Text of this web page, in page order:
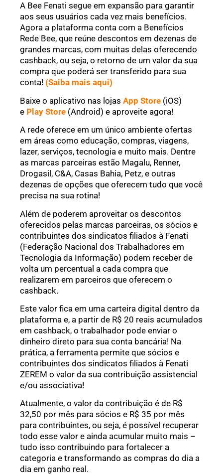
A Bee Fenati segue em expansão para garantir
aos seus usuários cada vez mais benefícios.
Agora a plataforma conta com a Benefícios
Rede Bee, que reúne descontos em dezenas de
grandes marcas, com muitas delas oferecendo
cashback, ou seja, o retorno de um valor da sua
compra que poderá ser transferido para sua
conta! (Saiba mais aqui)
Baixe o aplicativo nas lojas App Store (iOS)
e Play Store (Android) e aproveite agora!
A rede oferece em um único ambiente ofertas
em áreas como educação, compras, viagens,
lazer, serviços, tecnologia e muito mais. Dentre
as marcas parceiras estão Magalu, Renner,
Drogasil, C&A, Casas Bahia, Petz, e outras
dezenas de opções que oferecem tudo que você
precisa na sua rotina!
Além de poderem aproveitar os descontos
oferecidos pelas marcas parceiras, os sócios e
contribuintes dos sindicatos filiados à Fenati
(Federação Nacional dos Trabalhadores em
Tecnologia da Informação) podem receber de
volta um percentual a cada compra que
realizarem em parceiros que oferecem o
cashback.
Este valor fica em uma carteira digital dentro da
plataforma e, a partir de R$ 20 reais acumulados
em cashback, o trabalhador pode enviar o
dinheiro direto para sua conta bancária! Na
prática, a ferramenta permite que sócios e
contribuintes dos sindicatos filiados à Fenati
ZEREM o valor da sua contribuição assistencial
e/ou associativa!
Atualmente, o valor da contribuição é de R$
32,50 por mês para sócios e R$ 35 por mês
para contribuintes, ou seja, é possível recuperar
todo esse valor e ainda acumular muito mais –
tudo isso contribuindo para fortalecer a
categoria e transformando as compras do dia a
dia em ganho real.